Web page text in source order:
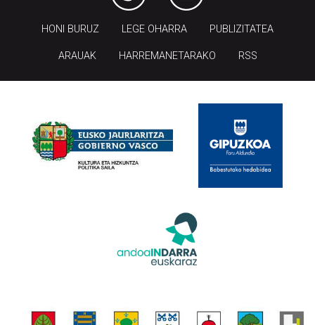
HONI BURUZ LEGE OHARRA PUBLIZITATEA
ARAUAK HARREMANETARAKO RSS